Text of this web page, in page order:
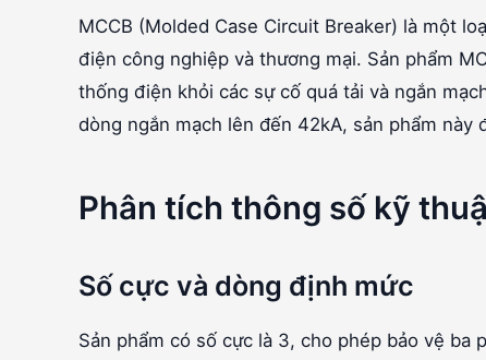
MCCB (Molded Case Circuit Breaker) là một
điện công nghiệp và thương mại. Sản phẩm
thống điện khỏi các sự cố quá tải và ngắn
dòng ngắn mạch lên đến 42kA, sản phẩm
Phân tích thông số kỹ
Số cực và dòng định mức
Sản phẩm có số cực là 3, cho phép bảo vệ